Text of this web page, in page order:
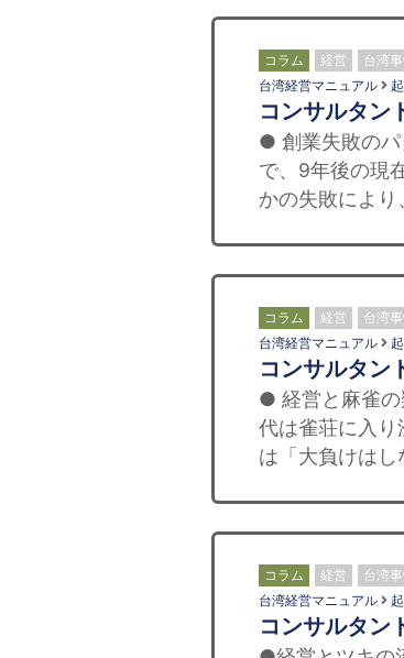
コラム 経営 台湾
台湾経営マニュアル
コンサルタン
● 創業失敗のパ
で、9年後の現
かの失敗によ
コラム 経営 台湾
台湾経営マニュアル
コンサルタン
● 経営と麻雀の
代は雀荘に入
は「大負けは
コラム 経営 台湾
台湾経営マニュアル
コンサルタン